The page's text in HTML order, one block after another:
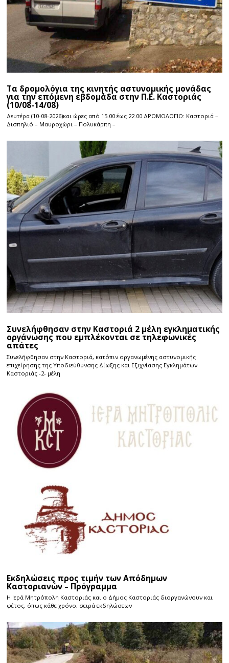
Τα δρομολόγια της κινητής αστυνομικής μονάδας
για την επόμενη εβδομάδα στην Π.Ε. Καστοριάς
(10/08-14/08)
Δευτέρα (10-08-2026)και ώρες από 15.00 έως 22.00 ΔΡΟΜΟΛΟΓΙΟ: Καστοριά –
Δισπηλιό – Μαυροχώρι – Πολυκάρπη –
Συνελήφθησαν στην Καστοριά 2 μέλη εγκληματικής
οργάνωσης που εμπλέκονται σε τηλεφωνικές
απάτες
Συνελήφθησαν στην Καστοριά, κατόπιν οργανωμένης αστυνομικής
επιχείρησης της Υποδιεύθυνσης Δίωξης και Εξιχνίασης Εγκλημάτων
Καστοριάς -2- μέλη
Εκδηλώσεις προς τιμήν των Απόδημων
Καστοριανών – Πρόγραμμα
Η Ιερά Μητρόπολη Καστοριάς και ο Δήμος Καστοριάς διοργανώνουν και
φέτος, όπως κάθε χρόνο, σειρά εκδηλώσεων